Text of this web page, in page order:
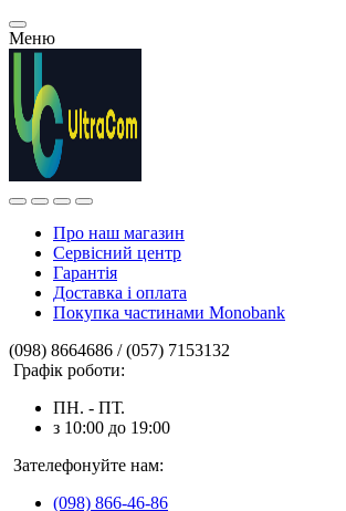
Меню
Про наш магазин
Сервісний центр
Гарантія
Доставка і оплата
Покупка частинами Monobank
(098) 8664686 / (057) 7153132
Графік роботи:
ПН. - ПТ.
з 10:00 до 19:00
Зателефонуйте нам:
(098) 866-46-86